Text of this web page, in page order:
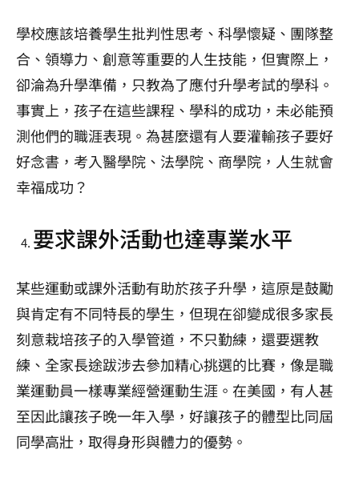
學校應該培養學生批判性思考、科學懷疑、團隊整
合、領導力、創意等重要的人生技能，但實際上，
卻淪為升學準備，只教為了應付升學考試的學科。
事實上，孩子在這些課程、學科的成功，未必能預
測他們的職涯表現。為甚麼還有人要灌輸孩子要好
好念書，考入醫學院、法學院、商學院，人生就會
幸福成功？
要求課外活動也達專業水平
某些運動或課外活動有助於孩子升學，這原是鼓勵
與肯定有不同特長的學生，但現在卻變成很多家長
刻意栽培孩子的入學管道，不只勤練，還要選教
練、全家長途跋涉去參加精心挑選的比賽，像是職
業運動員一樣專業經營運動生涯。在美國，有人甚
至因此讓孩子晚一年入學，好讓孩子的體型比同屆
同學高壯，取得身形與體力的優勢。